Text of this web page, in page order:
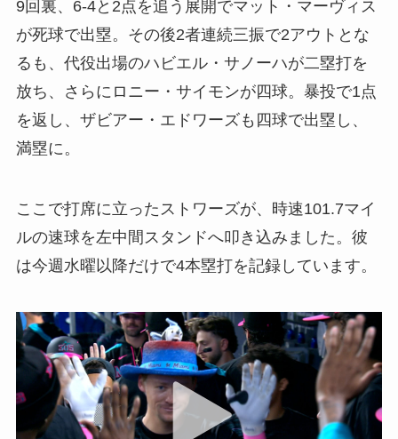
9回裏、6-4と2点を追う展開でマット・マーヴィス
が死球で出塁。その後2者連続三振で2アウトとな
るも、代役出場のハビエル・サノーハが二塁打を
放ち、さらにロニー・サイモンが四球。暴投で1点
を返し、ザビアー・エドワーズも四球で出塁し、
満塁に。
ここで打席に立ったストワーズが、時速101.7マイ
ルの速球を左中間スタンドへ叩き込みました。彼
は今週水曜以降だけで4本塁打を記録しています。